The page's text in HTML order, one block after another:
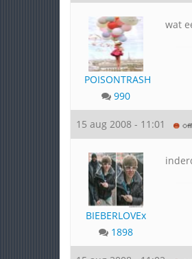
POISONTRASH
990
wat
15 aug 2008 - 11:01
BIEBERLOVEx
1898